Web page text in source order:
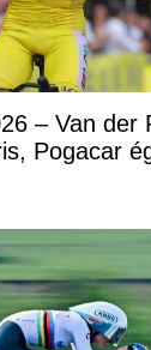
– Van der
Pogacar